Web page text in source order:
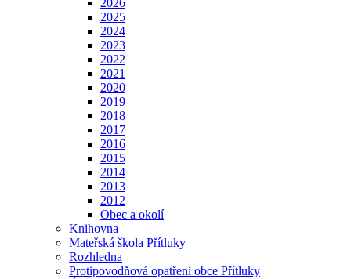
2026
2025
2024
2023
2022
2021
2020
2019
2018
2017
2016
2015
2014
2013
2012
Obec a okolí
Knihovna
Mateřská škola Přítluky
Rozhledna
Protipovodňová opatření obce Přítluky